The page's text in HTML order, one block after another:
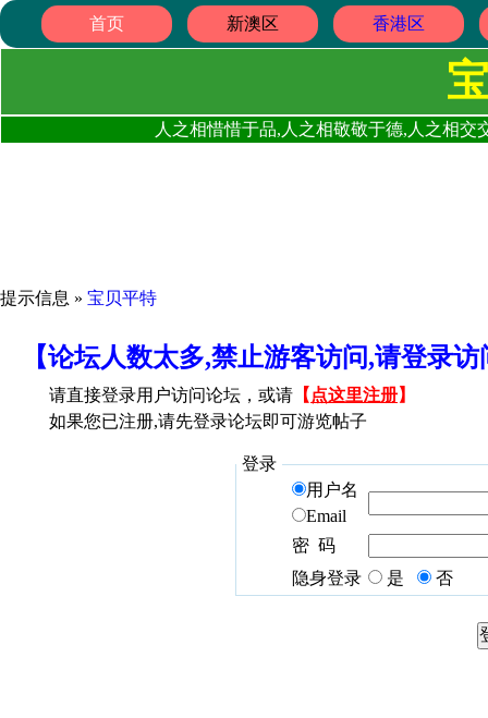
首页 新澳区 香港区
人之相惜惜于品,人之相敬敬于德,人之相
提示信息 » 宝贝平特
【论坛人数太多,禁止游客访问,请登录
请直接登录用户访问论坛，或请 【 点这里注册】
如果您已注册,请先登录论坛即可游览帖子
登录
用户名
Email
密 码
隐身登录
是 否